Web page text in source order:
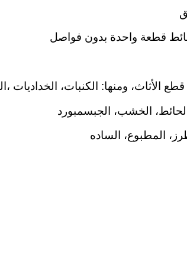
قطعة واحدة بدون فواصل
الأثاث، ومنها: الكنبات، الخداديات
الخشب، الجبسمبورد
المطبوع، الساده